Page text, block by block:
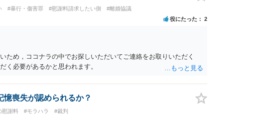
#暴行・傷害罪 #慰謝料請求したい側 #離婚協議
役にたった 2
ため，ココナラの中でお探しいただいてご連絡をお取りいただく
く必要があるかと思われます。
喪失が認められるか？
慰謝料 #モラハラ #裁判